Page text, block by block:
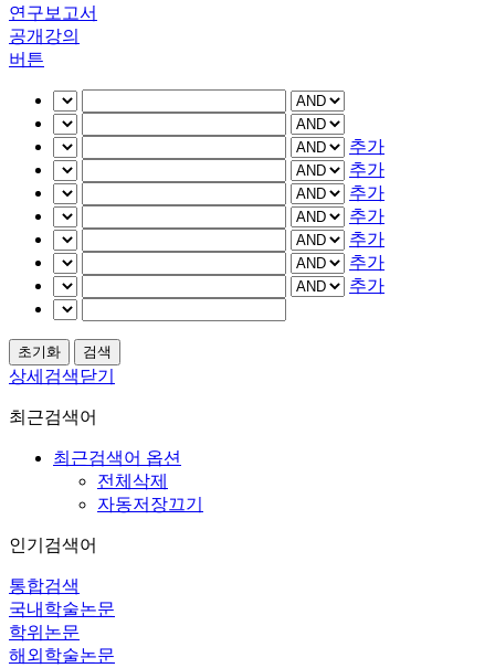
연구보고서
공개강의
버튼
추가
추가
추가
추가
추가
추가
추가
상세검색닫기
최근검색어
최근검색어 옵션
전체삭제
자동저장끄기
인기검색어
통합검색
국내학술논문
학위논문
해외학술논문